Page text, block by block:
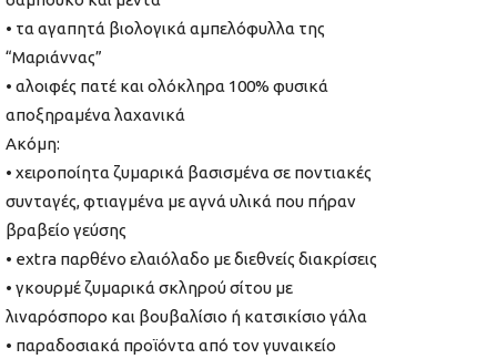
• τα αγαπητά βιολογικά αμπελόφυλλα της
“Μαριάννας”
• αλοιφές πατέ και ολόκληρα 100% φυσικά
αποξηραμένα λαχανικά
Ακόμη:
• χειροποίητα ζυμαρικά βασισμένα σε ποντιακές
συνταγές, φτιαγμένα με αγνά υλικά που πήραν
βραβείο γεύσης
• extra παρθένο ελαιόλαδο με διεθνείς διακρίσεις
• γκουρμέ ζυμαρικά σκληρού σίτου με
λιναρόσπορο και βουβαλίσιο ή κατσικίσιο γάλα
• παραδοσιακά προϊόντα από τον γυναικείο